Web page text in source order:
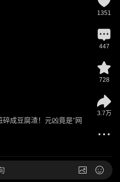
成豆腐渣！元凶竟是“网
1351
447
728
3.7万